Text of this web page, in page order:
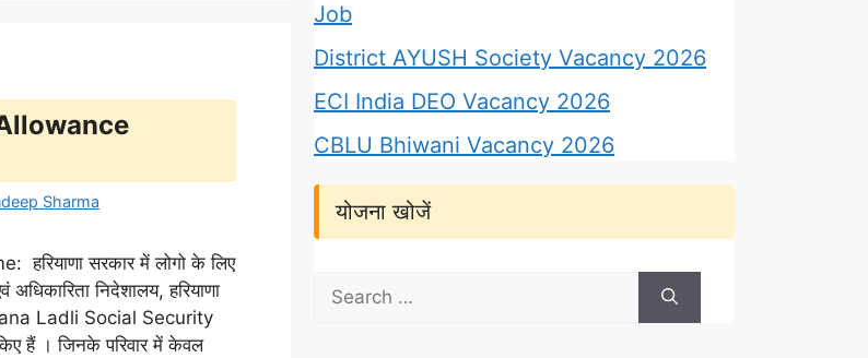
Sharma
सरकार में लोगो के लिए
निदेशालय, हरियाणा
Ladli Social Security
हैं । जिनके परिवार में केवल
Job
District AYUSH Society Vacancy 2026
ECI India DEO Vacancy 2026
CBLU Bhiwani Vacancy 2026
योजना खोजें
Search
for: